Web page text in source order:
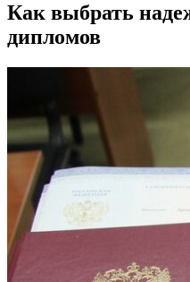
Как выбрать
дипломов